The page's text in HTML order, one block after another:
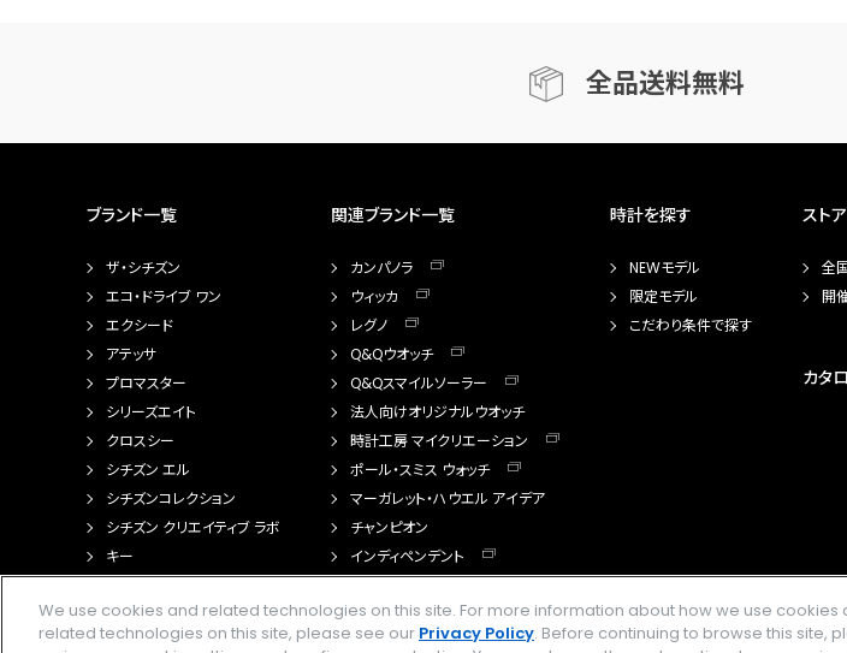
全品送料無料
ブランド一覧
ザ・シチズン
エコ・ドライブ ワン
エクシード
アテッサ
プロマスター
シリーズエイト
クロスシー
シチズン エル
シチズンコレクション
シチズン クリエイティブ ラボ
キー
関連ブランド一覧
カンパノラ
ウィッカ
レグノ
Q&Qウオッチ
Q&Qスマイルソーラー
法人向けオリジナルウオッチ
時計工房 マイクリエーション
ポール・スミス ウォッチ
マーガレット・ハウエル アイデア
チャンピオン
インディペンデント
時計を探す
NEWモデル
限定モデル
こだわり条件で探す
スト
全
開
カタ
We use cookies and related technologies on this site. For more information about how we use cookies
related technologies on this site, please see our Privacy Policy. Before continuing to browse this site,